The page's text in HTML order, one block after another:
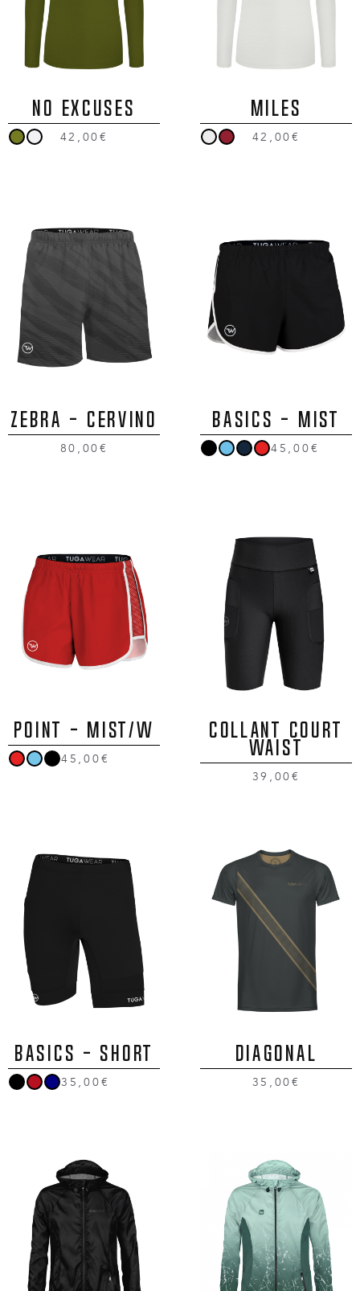
NO EXCUSES
42,00€
MILES
42,00€
ZEBRA - CERVINO
80,00€
BASICS - MIST
45,00€
POINT - MIST/W
45,00€
Collant Court
Waist
39,00€
BASICS - SHORT
35,00€
DIAGONAL
35,00€